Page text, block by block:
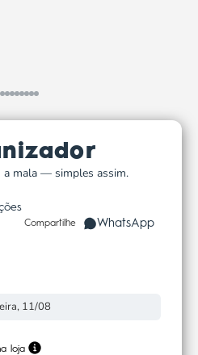
para item 1
Ir para item 2
Ir para item 3
Ir para item 4
Ir para item 5
Ir para item 6
Ir para item 7
Ir para item 8
Ir para item 9
a mala — simples assim.
Compartilhe WhatsApp
11/08
loja